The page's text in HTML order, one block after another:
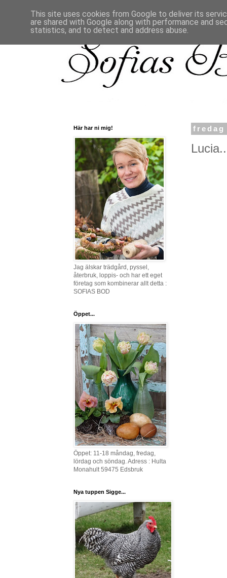
fredag
Här har ni mig!
Jag älskar trädgård, pyssel,
återbruk, loppis- och har ett eget
företag som kombinerar allt detta :
SOFIAS BOD
Öppet...
Öppet: 11-18 måndag, fredag,
lördag och söndag. Adress : Hulta
Monahult 59475 Edsbruk
Nya tuppen Sigge...
This site uses cookies from Google to deliver its
are shared with Google along with performance and
statistics, and to detect and address abuse.